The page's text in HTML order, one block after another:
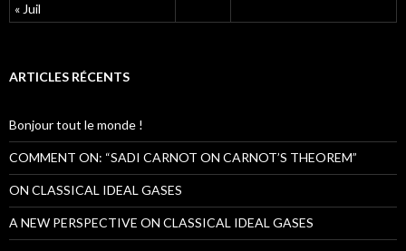
« Juil
ARTICLES RÉCENTS
Bonjour tout le monde !
COMMENT ON: “SADI CARNOT ON CARNOT’S THEOREM”
ON CLASSICAL IDEAL GASES
A NEW PERSPECTIVE ON CLASSICAL IDEAL GASES